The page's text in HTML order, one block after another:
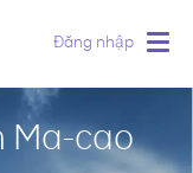
Đăng nhập
Ma-cao